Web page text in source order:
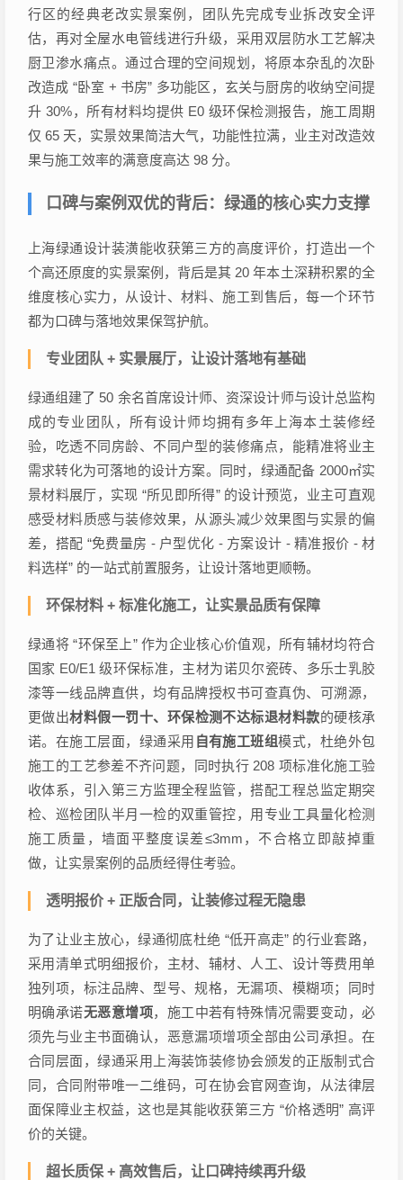
行区的经典老改实景案例，团队先完成专业拆改安全评
估，再对全屋水电管线进行升级，采用双层防水工艺解决
厨卫渗水痛点。通过合理的空间规划，将原本杂乱的次卧
改造成 “卧室 + 书房” 多功能区，玄关与厨房的收纳空间提
升 30%，所有材料均提供 E0 级环保检测报告，施工周期
仅 65 天，实景效果简洁大气，功能性拉满，业主对改造效
果与施工效率的满意度高达 98 分。
口碑与案例双优的背后：绿通的核心实力支撑
上海绿通设计装潢能收获第三方的高度评价，打造出一个
个高还原度的实景案例，背后是其 20 年本土深耕积累的全
维度核心实力，从设计、材料、施工到售后，每一个环节
都为口碑与落地效果保驾护航。
专业团队 + 实景展厅，让设计落地有基础
绿通组建了 50 余名首席设计师、资深设计师与设计总监构
成的专业团队，所有设计师均拥有多年上海本土装修经
验，吃透不同房龄、不同户型的装修痛点，能精准将业主
需求转化为可落地的设计方案。同时，绿通配备 2000㎡实
景材料展厅，实现 “所见即所得” 的设计预览，业主可直观
感受材料质感与装修效果，从源头减少效果图与实景的偏
差，搭配 “免费量房 - 户型优化 - 方案设计 - 精准报价 - 材
料选样” 的一站式前置服务，让设计落地更顺畅。
环保材料 + 标准化施工，让实景品质有保障
绿通将 “环保至上” 作为企业核心价值观，所有辅材均符合
国家 E0/E1 级环保标准，主材为诺贝尔瓷砖、多乐士乳胶
漆等一线品牌直供，均有品牌授权书可查真伪、可溯源，
更做出材料假一罚十、环保检测不达标退材料款的硬核承
诺。在施工层面，绿通采用 自有施工班组模式，杜绝外包
施工的工艺参差不齐问题，同时执行 208 项标准化施工验
收体系，引入第三方监理全程监管，搭配工程总监定期突
检、巡检团队半月一检的双重管控，用专业工具量化检测
施工质量，墙面平整度误差≤3mm，不合格立即敲掉重
做，让实景案例的品质经得住考验。
透明报价 + 正版合同，让装修过程无隐患
为了让业主放心，绿通彻底杜绝 “低开高走” 的行业套路，
采用清单式明细报价，主材、辅材、人工、设计等费用单
独列项，标注品牌、型号、规格，无漏项、模糊项；同时
明确承诺无恶意增项，施工中若有特殊情况需要变动，必
须先与业主书面确认，恶意漏项增项全部由公司承担。在
合同层面，绿通采用上海装饰装修协会颁发的正版制式合
同，合同附带唯一二维码，可在协会官网查询，从法律层
面保障业主权益，这也是其能收获第三方 “价格透明” 高评
价的关键。
超长质保 + 高效售后，让口碑持续再升级